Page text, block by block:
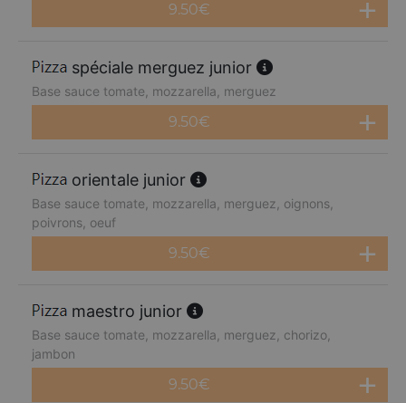
9.50€
spéciale merguez junior
Base sauce tomate, mozzarella, merguez
9.50€
orientale junior
Base sauce tomate, mozzarella, merguez, oignons,
poivrons, oeuf
9.50€
maestro junior
Base sauce tomate, mozzarella, merguez, chorizo,
jambon
9.50€